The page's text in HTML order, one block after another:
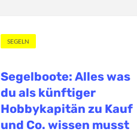
SEGELN
Segelboote: Alles was
du als künftiger
Hobbykapitän zu Kauf
und Co. wissen musst